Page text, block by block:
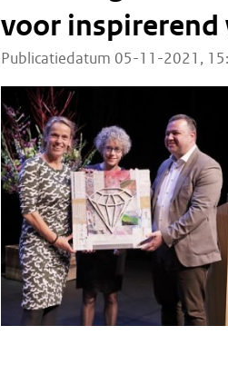
voor inspirerend
Publicatiedatum 05-11-2021,